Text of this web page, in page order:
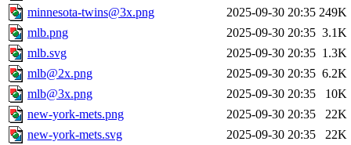
minnesota-twins@3x.png
2025-09-30 20:35 249K
mlb.png
2025-09-30 20:35 3.1K
mlb.svg
2025-09-30 20:35 1.3K
mlb@2x.png
2025-09-30 20:35 6.2K
mlb@3x.png
2025-09-30 20:35
10K
new-york-mets.png
2025-09-30 20:35
22K
new-york-mets.svg
2025-09-30 20:35
22K